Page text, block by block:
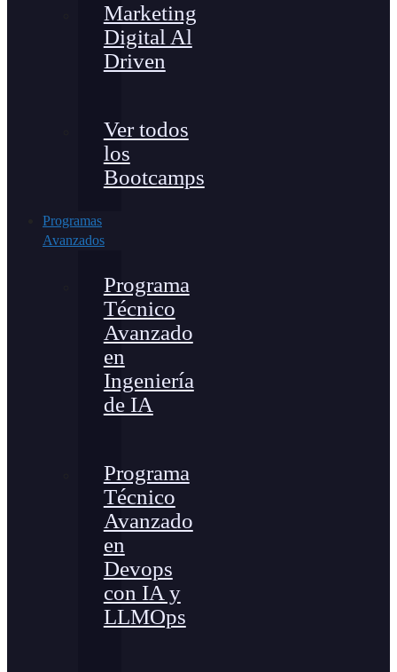
Marketing
Digital Al
Driven
Ver todos
los
Bootcamps
Programas
Avanzados
Programa
Técnico
Avanzado
en
Ingeniería
de IA
Programa
Técnico
Avanzado
en
Devops
con IA y
LLMOps